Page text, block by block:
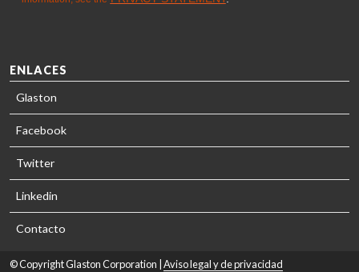
ENLACES
Glaston
Facebook
Twitter
Linkedin
Contacto
© Copyright Glaston Corporation |Aviso legal y de privacidad